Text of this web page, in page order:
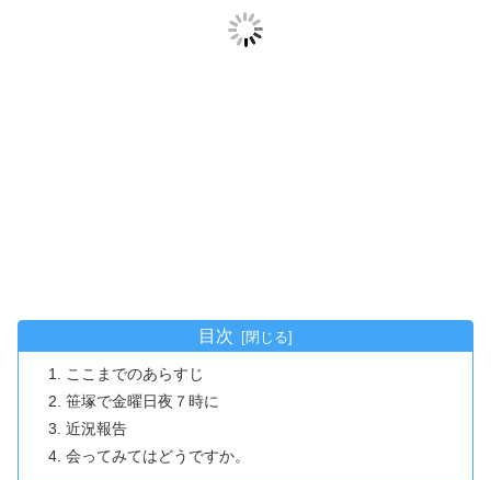
目次
ここまでのあらすじ
笹塚で金曜日夜７時に
近況報告
会ってみてはどうですか。